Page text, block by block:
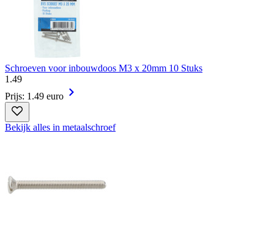
Schroeven voor inbouwdoos M3 x 20mm 10 Stuks
1 .49
Prijs: 1.49 euro
Bekijk alles in metaalschroef